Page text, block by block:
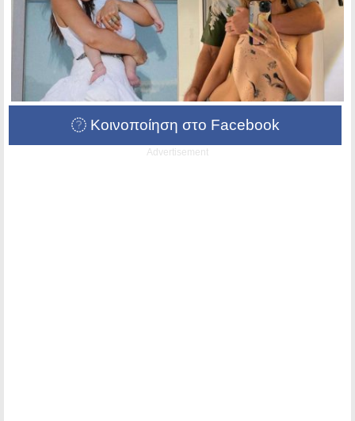
Κοινοποίηση στο Facebook
Advertisement